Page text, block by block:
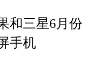
和三星6月份
手机